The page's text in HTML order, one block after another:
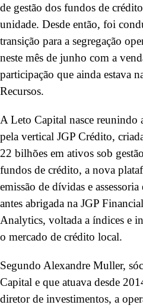
de gestão dos fundos de
unidade. Desde então, foi
transição para a segregação
neste mês de junho com a
participação que ainda estava
Recursos.
A Leto Capital nasce reunindo
pela vertical JGP Crédito,
22 bilhões em ativos sob
fundos de crédito, a nova
emissão de dívidas e
antes abrigada na JGP
Analytics, voltada a índices e
o mercado de crédito local.
Segundo Alexandre Muller,
Capital e que atuava desde
diretor de investimentos, a